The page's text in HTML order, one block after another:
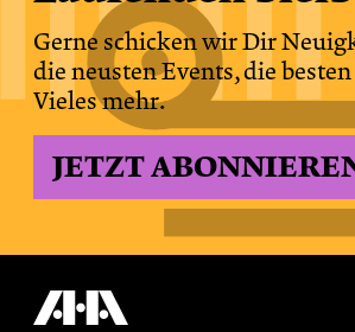
Gerne schicken wir Dir
die neusten Events, die
Vieles mehr.
JETZT